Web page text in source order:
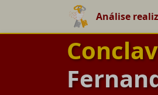
Análise